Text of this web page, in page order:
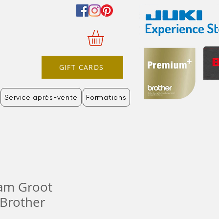
GIFT CARDS
Service après-vente Formations
Groot